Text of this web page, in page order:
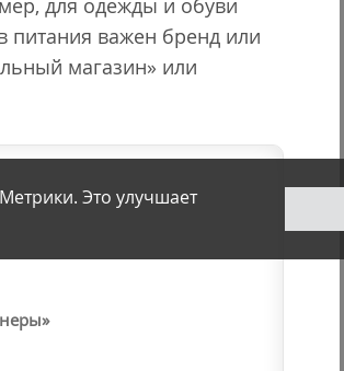
для одежды и обуви
питания важен бренд или
магазин» или
Это улучшает